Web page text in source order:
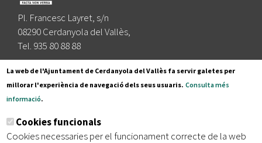
Pl. Francesc Layret, s/n
08290 Cerdanyola del Vallès,
Tel. 935 80 88 88
Segueix-nos a:
Subscriu-te al nostre butlletí
La web de l'Ajuntament de Cerdanyola del Vallès fa servir galetes per
millorar l'experiència de navegació dels seus usuaris. Consulta més
informació.
Cookies funcionals
Cookies necessaries per el funcionament correcte de la web